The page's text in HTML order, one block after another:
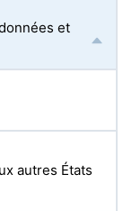
et
autres États